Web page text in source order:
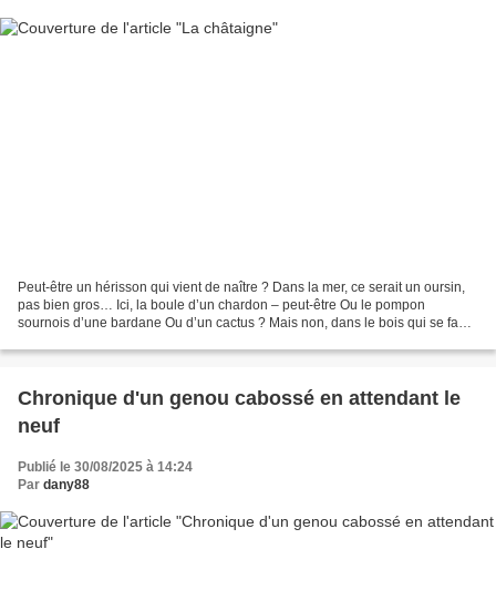
Peut-être un hérisson qui vient de naître ? Dans la mer, ce serait un oursin,
pas bien gros… Ici, la boule d’un chardon – peut-être Ou le pompon
sournois d’une bardane Ou d’un cactus ? Mais non, dans le bois qui se fane,
Chronique d'un genou cabossé en attendant le
neuf
Publié le 30/08/2025 à 14:24
Par dany88